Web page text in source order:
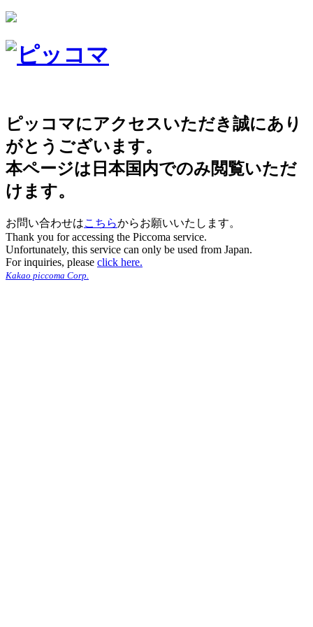
ピッコマにアクセスいただき誠にあり
がとうございます。
本ページは日本国内でのみ閲覧いただ
けます。
お問い合わせはこちらからお願いいたします。
Thank you for accessing the Piccoma service.
Unfortunately, this service can only be used from Japan.
For inquiries, please click here.
Kakao piccoma Corp.